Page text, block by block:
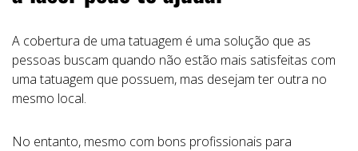
A cobertura de uma tatuagem é uma solução que as
pessoas buscam quando não estão mais satisfeitas com
uma tatuagem que possuem, mas desejam ter outra no
mesmo local.
No entanto, mesmo com bons profissionais para